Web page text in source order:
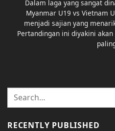
Dalam laga yang sangat
Myanmar U19 vs Vietnam
menjadi sajian yang
Pertandingan ini diyakini
RECENTLY PUBLISHED